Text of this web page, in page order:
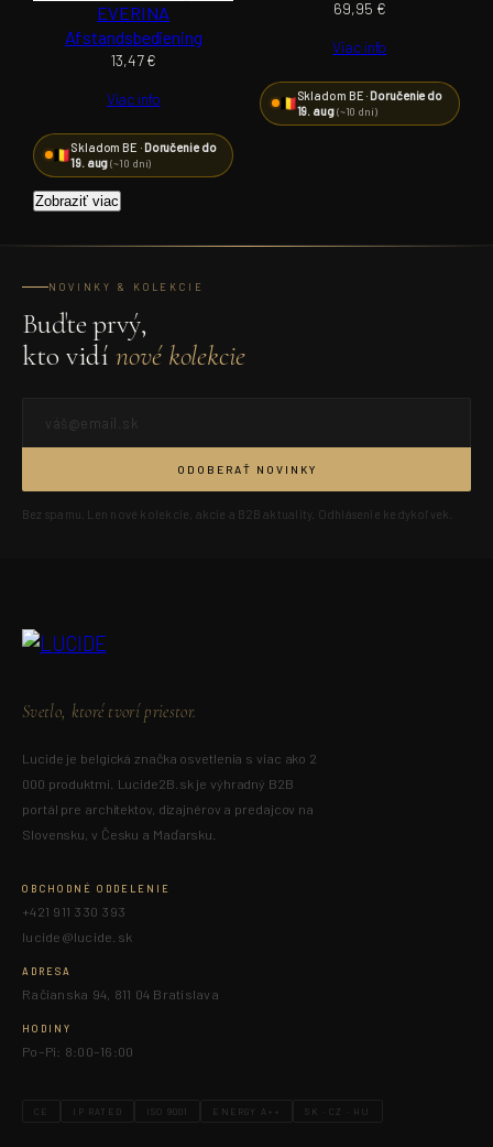
EVERINA
Afstandsbediening
13,47€
Viac info
Skladom BE ·Doručenie do
19. aug(~10 dní)
69,95 €
Viac info
Skladom BE ·Doručenie do
19. aug(~10 dní)
Zobraziť viac
NOVINKY & KOLEKCIE
Buďte prvý,
kto vidínové kolekcie
ODOBERAŤ NOVINKY
Bez spamu. Len nové kolekcie, akcie a B2B aktuality. Odhlásenie kedykoľvek.
Svetlo, ktoré tvorí priestor.
Lucide je belgická značka osvetlenia s viac ako 2
000 produktmi. Lucide2B.sk je výhradný B2B
portál pre architektov, dizajnérov a predajcov na
Slovensku, v Česku a Maďarsku.
OBCHODNÉ ODDELENIE
+421 911 330 393
lucide@lucide.sk
ADRESA
Račianska 94, 811 04 Bratislava
HODINY
Po–Pi: 8:00–16:00
CE IP RATED ISO 9001 ENERGY A++ SK · CZ · HU